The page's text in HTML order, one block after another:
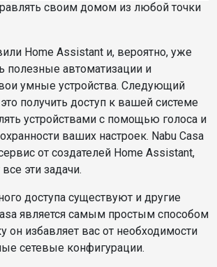
своим домом из любой точки
Home Assistant и, вероятно, уже
полезные автоматизации и
умные устройства. Следующий
получить доступ к вашей системе
устройствами с помощью голоса и
ваших настроек. Nabu Casa
от создателей Home Assistant,
эти задачи.
доступа существуют и другие
является самым простым способом
он избавляет вас от необходимости
сетевые конфигурации.